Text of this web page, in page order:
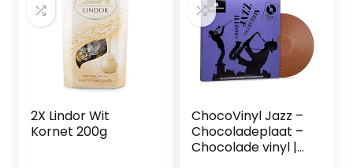
2X Lindor Wit
Kornet 200g
ChocoVinyl Jazz –
Chocoladeplaat –
Chocolade vinyl |